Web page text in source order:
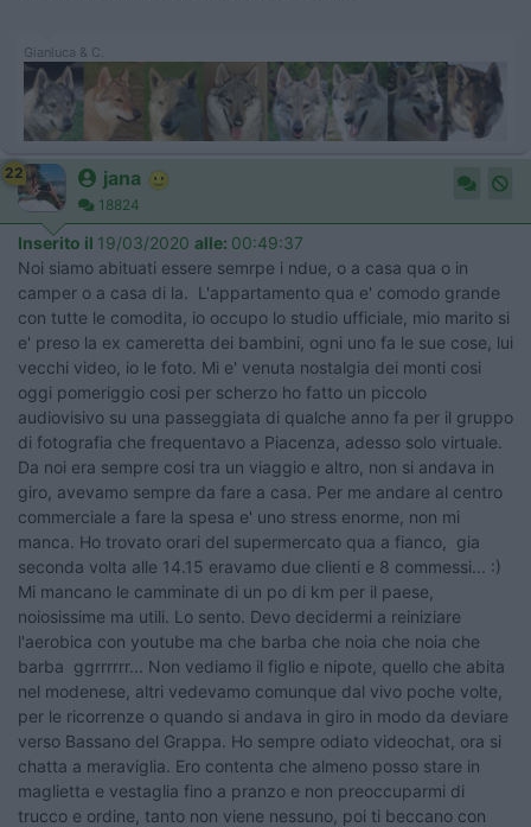
Gianluca & C.
22 jana
18824
Inserito il 19/03/2020 alle: 00:49:37
Noi siamo abituati essere semrpe i ndue, o a casa qua o in
camper o a casa di la. L'appartamento qua e' comodo grande
con tutte le comodita, io occupo lo studio ufficiale, mio marito si
e' preso la ex cameretta dei bambini, ogni uno fa le sue cose, lui
vecchi video, io le foto. Mi e' venuta nostalgia dei monti cosi
oggi pomeriggio cosi per scherzo ho fatto un piccolo
audiovisivo su una passeggiata di qualche anno fa per il gruppo
di fotografia che frequentavo a Piacenza, adesso solo virtuale.
Da noi era sempre cosi tra un viaggio e altro, non si andava in
giro, avevamo sempre da fare a casa. Per me andare al centro
commerciale a fare la spesa e' uno stress enorme, non mi
manca. Ho trovato orari del supermercato qua a fianco, gia
seconda volta alle 14.15 eravamo due clienti e 8 commessi... :)
Mi mancano le camminate di un po di km per il paese,
noiosissime ma utili. Lo sento. Devo decidermi a reiniziare
l'aerobica con youtube ma che barba che noia che noia che
barba ggrrrrrr... Non vediamo il figlio e nipote, quello che abita
nel modenese, altri vedevamo comunque dal vivo poche volte,
per le ricorrenze o quando si andava in giro in modo da deviare
verso Bassano del Grappa. Ho sempre odiato videochat, ora si
chatta a meraviglia. Ero contenta che almeno posso stare in
maglietta e vestaglia fino a pranzo e non preoccuparmi di
trucco e ordine, tanto non viene nessuno, poi ti beccano con